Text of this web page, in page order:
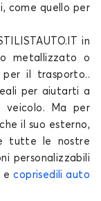
come quello per
in
metallizzato o
per il trasporto..
per aiutarti a
veicolo . Ma per
che il suo esterno,
tutte le nostre
personalizzabili
ecoprisedili auto